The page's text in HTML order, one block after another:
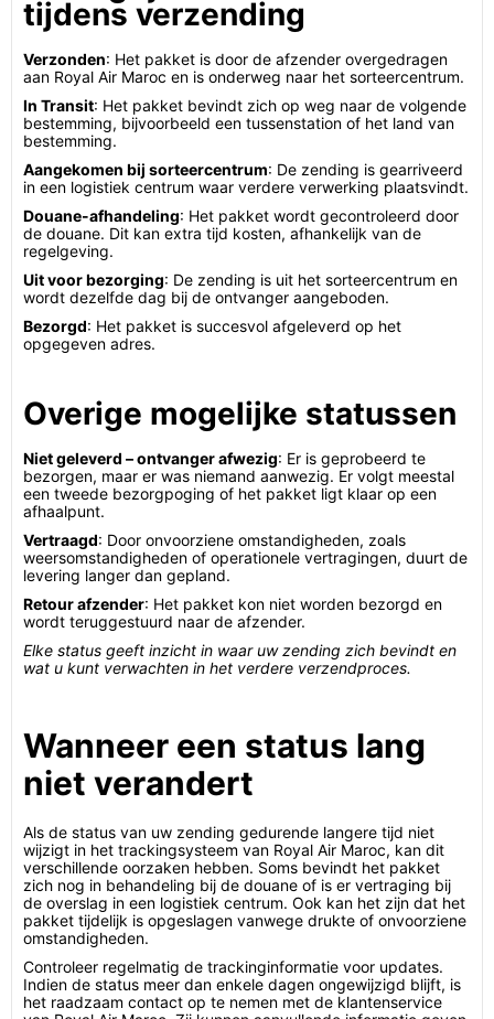
tijdens verzending
Verzonden: Het pakket is door de afzender overgedragen
aan Royal Air Maroc en is onderweg naar het sorteercentrum.
In Transit: Het pakket bevindt zich op weg naar de volgende
bestemming, bijvoorbeeld een tussenstation of het land van
bestemming.
Aangekomen bij sorteercentrum: De zending is gearriveerd
in een logistiek centrum waar verdere verwerking plaatsvindt.
Douane-afhandeling: Het pakket wordt gecontroleerd door
de douane. Dit kan extra tijd kosten, afhankelijk van de
regelgeving.
Uit voor bezorging: De zending is uit het sorteercentrum en
wordt dezelfde dag bij de ontvanger aangeboden.
Bezorgd: Het pakket is succesvol afgeleverd op het
opgegeven adres.
Overige mogelijke statussen
Niet geleverd – ontvanger afwezig: Er is geprobeerd te
bezorgen, maar er was niemand aanwezig. Er volgt meestal
een tweede bezorgpoging of het pakket ligt klaar op een
afhaalpunt.
Vertraagd: Door onvoorziene omstandigheden, zoals
weersomstandigheden of operationele vertragingen, duurt de
levering langer dan gepland.
Retour afzender: Het pakket kon niet worden bezorgd en
wordt teruggestuurd naar de afzender.
Elke status geeft inzicht in waar uw zending zich bevindt en
wat u kunt verwachten in het verdere verzendproces.
Wanneer een status lang
niet verandert
Als de status van uw zending gedurende langere tijd niet
wijzigt in het trackingsysteem van Royal Air Maroc, kan dit
verschillende oorzaken hebben. Soms bevindt het pakket
zich nog in behandeling bij de douane of is er vertraging bij
de overslag in een logistiek centrum. Ook kan het zijn dat het
pakket tijdelijk is opgeslagen vanwege drukte of onvoorziene
omstandigheden.
Controleer regelmatig de trackinginformatie voor updates.
Indien de status meer dan enkele dagen ongewijzigd blijft, is
het raadzaam contact op te nemen met de klantenservice